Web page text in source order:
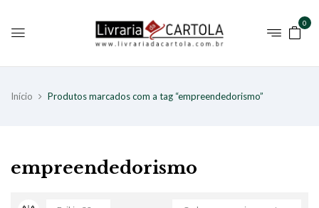
0
Início Produtos marcados com a tag “empreendedorismo”
empreendedorismo